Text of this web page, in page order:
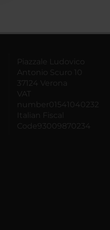
Piazzale Ludovico
Antonio Scuro 10
37124 Verona
VAT
number01541040232
Italian Fiscal
Code93009870234